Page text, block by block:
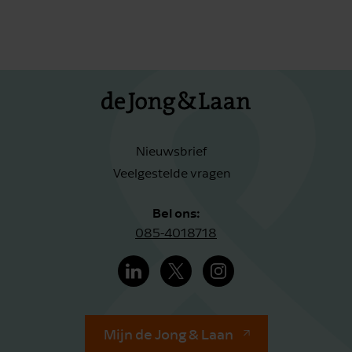
Nieuwsbrief
Veelgestelde vragen
Bel ons:
085-4018718
Mijn de Jong & Laan